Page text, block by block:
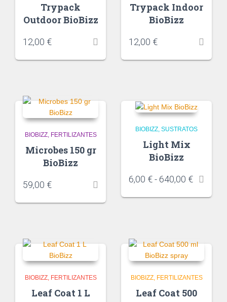
Trypack
Outdoor BioBizz
12,00 €
Trypack Indoor
BioBizz
12,00 €
BIOBIZZ FERTILIZANTES
Microbes 150 gr
BioBizz
59,00 €
BIOBIZZ SUSTRATOS
Light Mix
BioBizz
6,00 €- 640,00 €
BIOBIZZ FERTILIZANTES
Leaf Coat 1 L
BIOBIZZ FERTILIZANTES
Leaf Coat 500